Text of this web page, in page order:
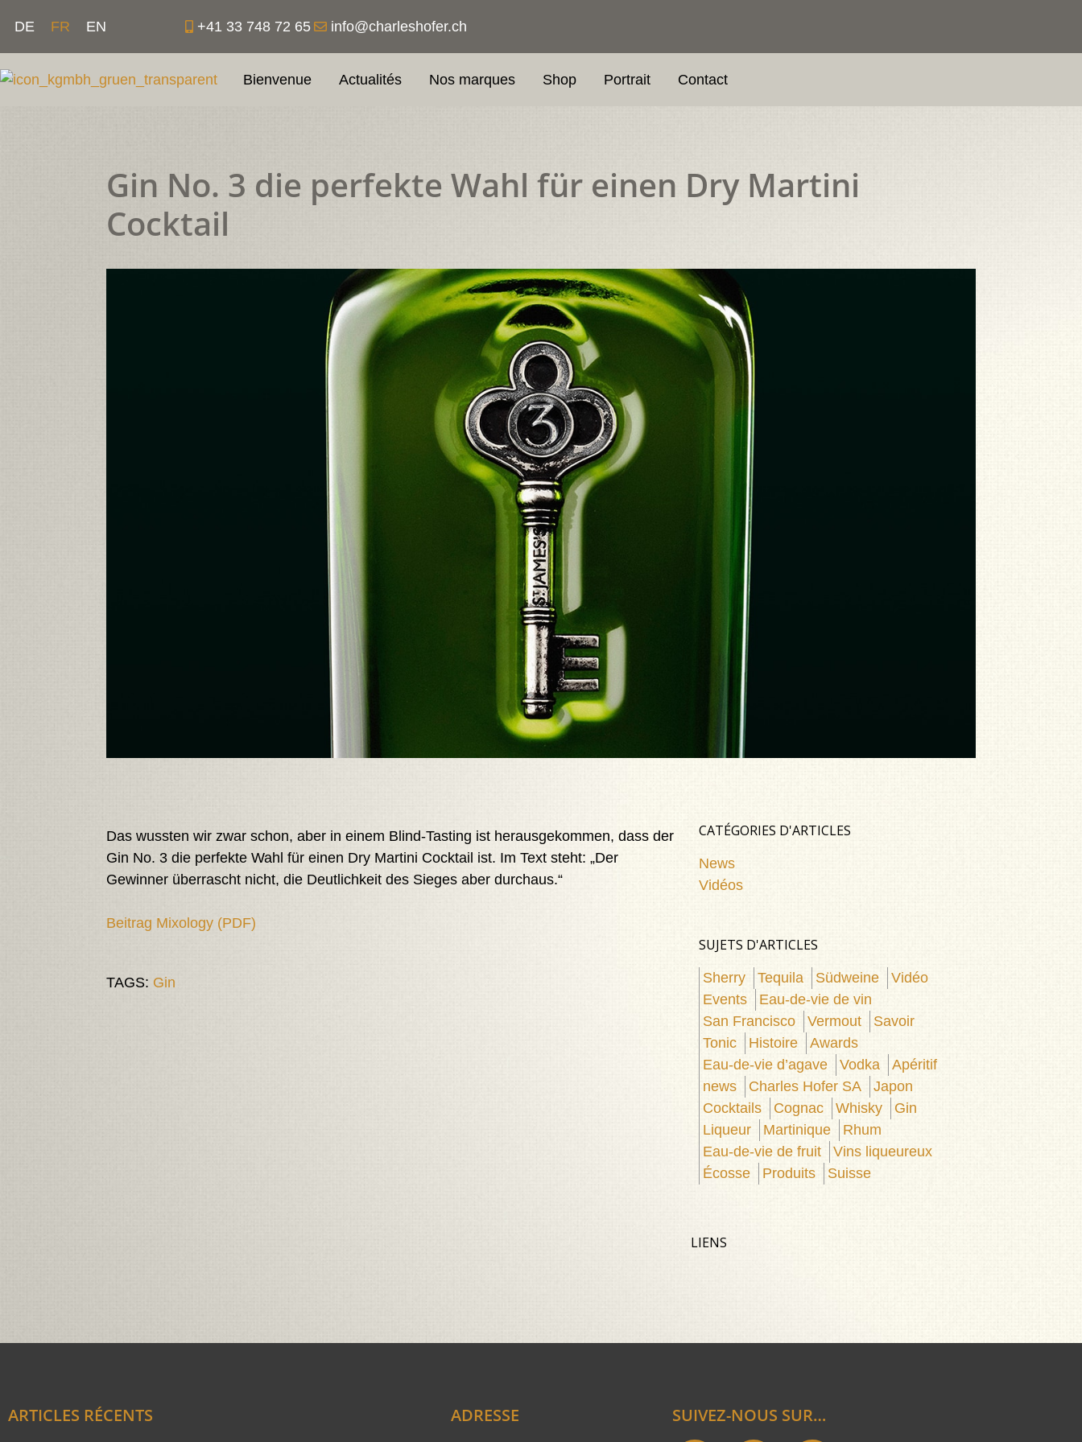
contenu
DE FR EN +41 33 748 72 65 info@charleshofer.ch
Bienvenue Actualités Nos marques Shop Portrait Contact
Gin No. 3 die perfekte Wahl für einen Dry Martini
Cocktail
Das wussten wir zwar schon, aber in einem Blind-Tasting ist herausgekommen, dass der
Gin No. 3 die perfekte Wahl für einen Dry Martini Cocktail ist. Im Text steht: „Der
Gewinner überrascht nicht, die Deutlichkeit des Sieges aber durchaus.“
Beitrag Mixology (PDF)
TAGS: Gin
CATÉGORIES D'ARTICLES
News
Vidéos
SUJETS D'ARTICLES
Sherry Tequila Südweine
Vidéo
Events
Eau-de-vie de vin
San Francisco
Vermout
Savoir
Tonic
Histoire
Awards
Eau-de-vie d’agave
Vodka
Apéritif
news
Charles Hofer SA
Japon
Cocktails
Cognac Whisky
Gin
Liqueur
Martinique
Rhum
Eau-de-vie de fruit
Vins liqueureux
Écosse
Produits Suisse
LIENS
ARTICLES RÉCENTS ADRESSE SUIVEZ-NOUS SUR…